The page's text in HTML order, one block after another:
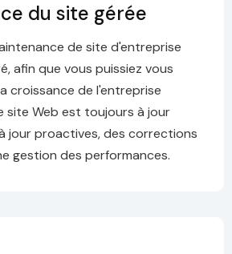
du site gérée
de site d'entreprise
afin que vous puissiez vous
croissance de l'entreprise
site Web est toujours à jour
jour proactives, des corrections
gestion des performances.